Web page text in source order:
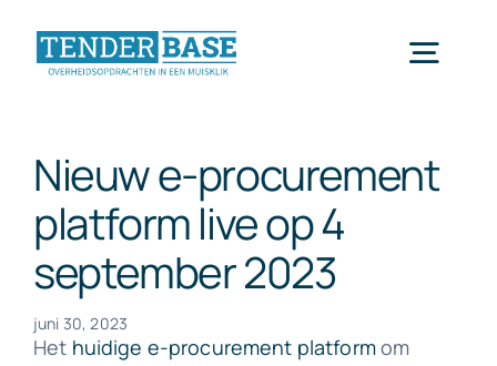
Tenderbase
Nieuw e-procurement
platform live op 4
september 2023
juni 30, 2023
Het huidige e-procurement platformom